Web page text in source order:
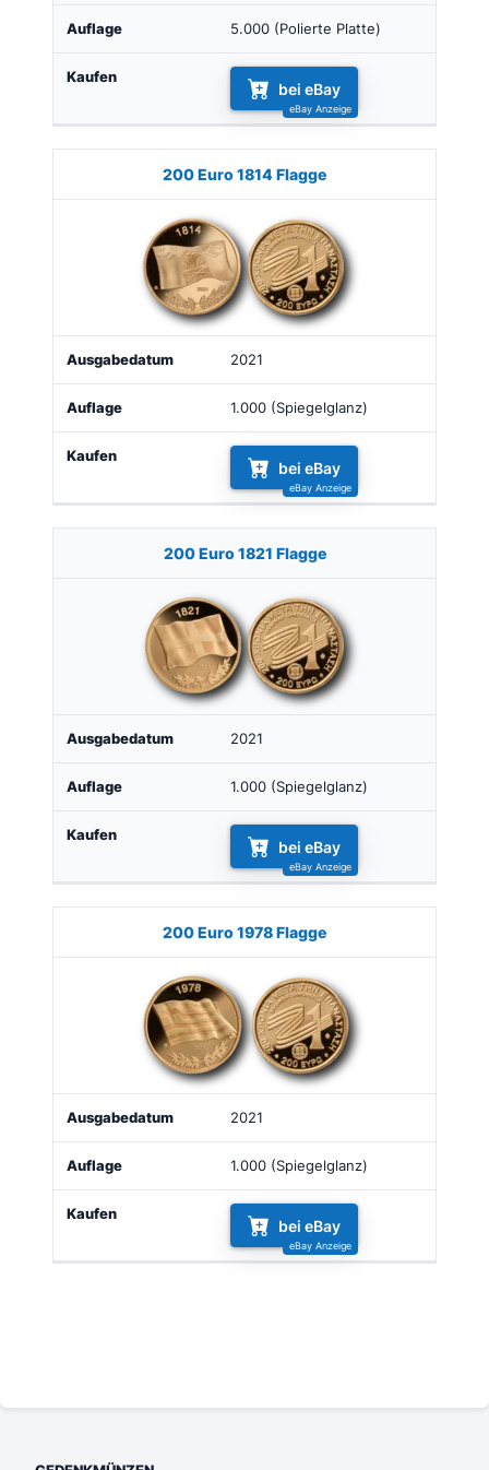
5.000 (Polierte Platte)
bei eBay
200 Euro 1814 Flagge
2021
1.000 (Spiegelglanz)
bei eBay
200 Euro 1821 Flagge
2021
1.000 (Spiegelglanz)
bei eBay
200 Euro 1978 Flagge
2021
1.000 (Spiegelglanz)
bei eBay